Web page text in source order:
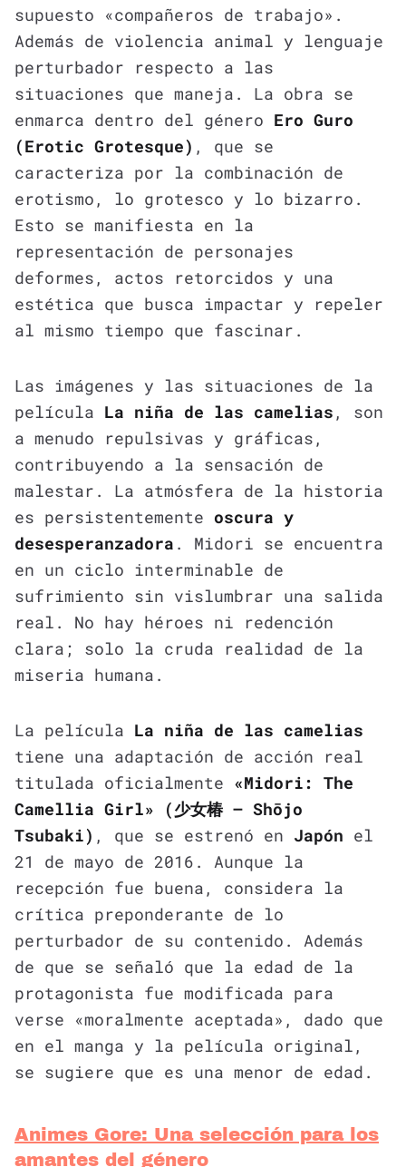
supuesto «compañeros de trabajo».
Además de violencia animal y lenguaje
perturbador respecto a las
situaciones que maneja. La obra se
enmarca dentro del género Ero Guro
(Erotic Grotesque) , que se
caracteriza por la combinación de
erotismo, lo grotesco y lo bizarro.
Esto se manifiesta en la
representación de personajes
deformes, actos retorcidos y una
estética que busca impactar y repeler
al mismo tiempo que fascinar.
Las imágenes y las situaciones de la
película La niña de las camelias , son
a menudo repulsivas y gráficas,
contribuyendo a la sensación de
malestar. La atmósfera de la historia
es persistentemente oscura y
desesperanzadora . Midori se encuentra
en un ciclo interminable de
sufrimiento sin vislumbrar una salida
real. No hay héroes ni redención
clara; solo la cruda realidad de la
miseria humana.
La película La niña de las camelias
tiene una adaptación de acción real
titulada oficialmente «Midori: The
Camellia Girl» (少女椿 – Shōjo
Tsubaki) , que se estrenó en Japón el
21 de mayo de 2016. Aunque la
recepción fue buena, considera la
crítica preponderante de lo
perturbador de su contenido. Además
de que se señaló que la edad de la
protagonista fue modificada para
verse «moralmente aceptada», dado que
en el manga y la película original,
se sugiere que es una menor de edad.
Animes Gore: Una selección para los
amantes del género